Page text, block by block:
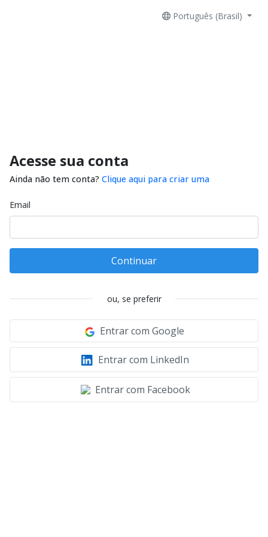
Português (Brasil)
Acesse sua conta
Ainda não tem conta? Clique aqui para criar uma
Email
Continuar
ou, se preferir
Entrar com Google
Entrar com LinkedIn
Entrar com Facebook